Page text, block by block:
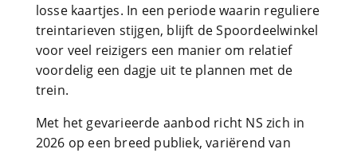
losse kaartjes. In een periode waarin reguliere
treintarieven stijgen, blijft de Spoordeelwinkel
voor veel reizigers een manier om relatief
voordelig een dagje uit te plannen met de
trein.
Met het gevarieerde aanbod richt NS zich in
2026 op een breed publiek, variërend van